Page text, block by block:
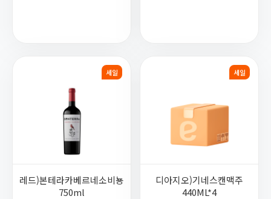
세일
레드)본테라카베르네소비뇽
750ml
세일
디아지오)기네스캔맥주
440ML*4